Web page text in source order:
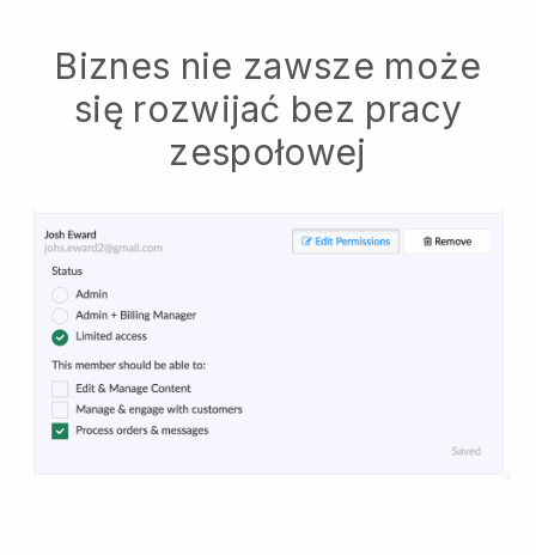
Biznes nie zawsze może
się rozwijać bez pracy
zespołowej